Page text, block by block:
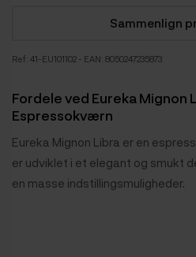
Sammenlign
Ref: 41-EU101102 - EAN: 8050247235873
Fordele ved Eureka Mignon
Espressokværn
Eureka Mignon Libra er en
er udviklet i et elegant og smukt
en masse indstillingsmuligheder.